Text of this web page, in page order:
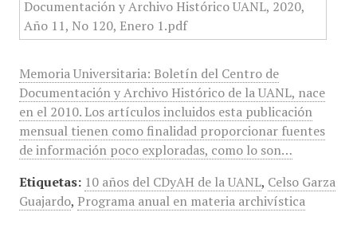
Memoria Universitaria: Boletín del Centro de
Documentación y Archivo Histórico de la UANL, nace
en el 2010. Los artículos incluidos esta publicación
mensual tienen como finalidad proporcionar fuentes
de información poco exploradas, como lo son…
Etiquetas: 10 años del CDyAH de la UANL, Celso Garza
Guajardo, Programa anual en materia archivística